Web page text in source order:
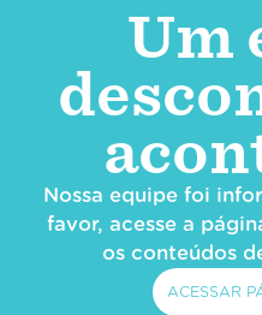
Um
Nossa equipe foi
favor, acesse a
os conteúdos
ACESSAR